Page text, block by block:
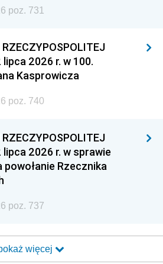
poz. 731
2026 r. w 100.
Kasprowicza
poz. 740
lipca 2026 r. w sprawie
Rzecznika
poz. 737
więcej